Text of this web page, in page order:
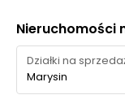
Nieruchomości
Działki na
Marysin